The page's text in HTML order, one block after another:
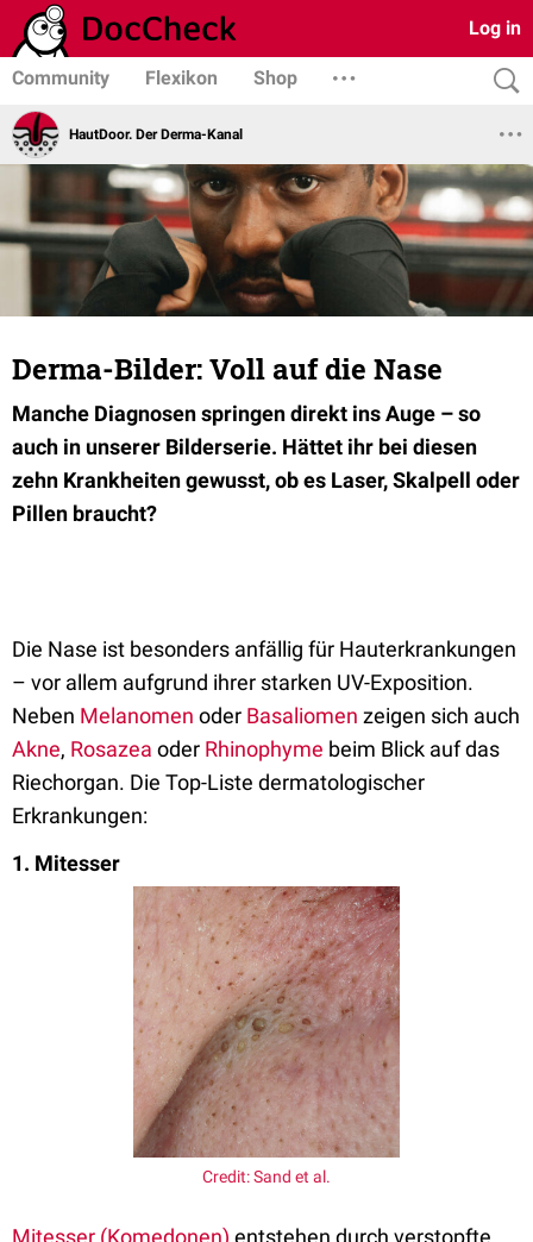
Log in
Community Flexikon Shop
HautDoor. Der Derma-Kanal
Derma-Bilder: Voll auf die Nase
Manche Diagnosen springen direkt ins Auge – so
auch in unserer Bilderserie. Hättet ihr bei diesen
zehn Krankheiten gewusst, ob es Laser, Skalpell oder
Pillen braucht?
Die Nase ist besonders anfällig für Hauterkrankungen
– vor allem aufgrund ihrer starken UV-Exposition.
Neben Melanomen oder Basaliomen zeigen sich auch
Akne, Rosazea oder Rhinophyme beim Blick auf das
Riechorgan. Die Top-Liste dermatologischer
Erkrankungen:
1. Mitesser
Credit: Sand et al.
Mitesser (Komedonen) entstehen durch verstopfte